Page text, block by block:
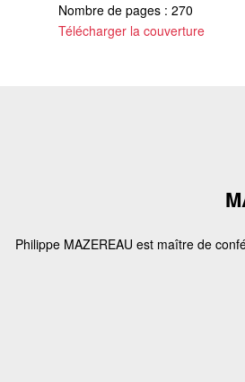
Nombre de pages : 270
Télécharger la couverture
Philippe MAZEREAU est maître de